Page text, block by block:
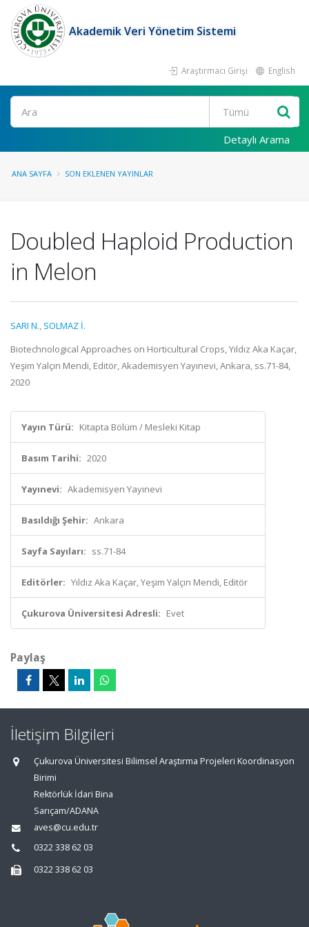
Akademik Veri Yönetim Sistemi
Araştırmacı Girişi English
Ara
Detaylı Arama
ANA SAYFA SON EKLENEN YAYINLAR
Doubled Haploid Production
in Melon
SARI N., SOLMAZ İ.
Biotechnological Approaches on Horticultural Crops, Yıldız Aka Kaçar,
Yeşim Yalçın Mendi, Editör, Akademisyen Yayınevi, Ankara, ss.71-84,
2020
Yayın Türü: Kitapta Bölüm / Mesleki Kitap
Basım Tarihi: 2020
Yayınevi: Akademisyen Yayınevi
Basıldığı Şehir: Ankara
Sayfa Sayıları: ss.71-84
Editörler: Yıldız Aka Kaçar, Yeşim Yalçın Mendi, Editör
Çukurova Üniversitesi Adresli: Evet
Paylaş
İletişim Bilgileri
Çukurova Üniversitesi Bilimsel Araştırma Projeleri Koordinasyon
Birimi
Rektörlük İdari Bina
Sarıçam/ADANA
aves@cu.edu.tr
0322 338 62 03
0322 338 62 03